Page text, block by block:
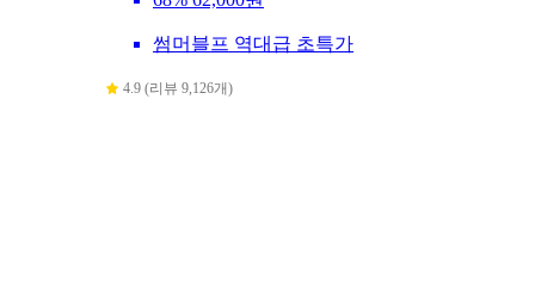
썸머블프 역대급 초특가
4.9 (리뷰 9,126개)